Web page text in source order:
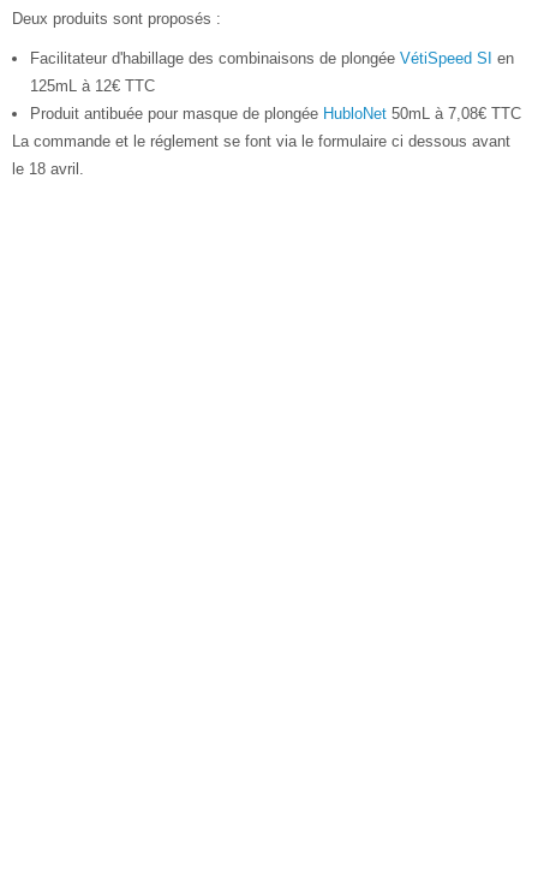
Deux produits sont proposés :
Facilitateur d'habillage des combinaisons de plongée VétiSpeed SI en
125mL à 12€ TTC
Produit antibuée pour masque de plongée HubloNet 50mL à 7,08€ TTC
La commande et le réglement se font via le formulaire ci dessous avant
le 18 avril.